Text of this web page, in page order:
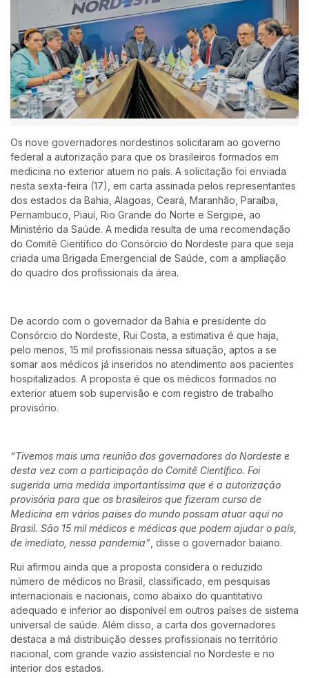
Os nove governadores nordestinos solicitaram ao governo
federal a autorização para que os brasileiros formados em
medicina no exterior atuem no país. A solicitação foi enviada
nesta sexta-feira (17), em carta assinada pelos representantes
dos estados da Bahia, Alagoas, Ceará, Maranhão, Paraíba,
Pernambuco, Piauí, Rio Grande do Norte e Sergipe, ao
Ministério da Saúde. A medida resulta de uma recomendação
do Comitê Científico do Consórcio do Nordeste para que seja
criada uma Brigada Emergencial de Saúde, com a ampliação
do quadro dos profissionais da área.
De acordo com o governador da Bahia e presidente do
Consórcio do Nordeste, Rui Costa, a estimativa é que haja,
pelo menos, 15 mil profissionais nessa situação, aptos a se
somar aos médicos já inseridos no atendimento aos pacientes
hospitalizados. A proposta é que os médicos formados no
exterior atuem sob supervisão e com registro de trabalho
provisório.
“Tivemos mais uma reunião dos governadores do Nordeste e
desta vez com a participação do Comitê Científico. Foi
sugerida uma medida importantíssima que é a autorização
provisória para que os brasileiros que fizeram curso de
Medicina em vários países do mundo possam atuar aqui no
Brasil. São 15 mil médicos e médicas que podem ajudar o país,
de imediato, nessa pandemia” , disse o governador baiano.
Rui afirmou ainda que a proposta considera o reduzido
número de médicos no Brasil, classificado, em pesquisas
internacionais e nacionais, como abaixo do quantitativo
adequado e inferior ao disponível em outros países de sistema
universal de saúde. Além disso, a carta dos governadores
destaca a má distribuição desses profissionais no território
nacional, com grande vazio assistencial no Nordeste e no
interior dos estados.